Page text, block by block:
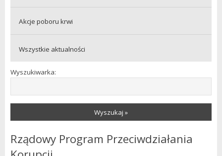
Akcje poboru krwi
Wszystkie aktualności
Wyszukiwarka:
Wyszukaj »
Rządowy Program Przeciwdziałania